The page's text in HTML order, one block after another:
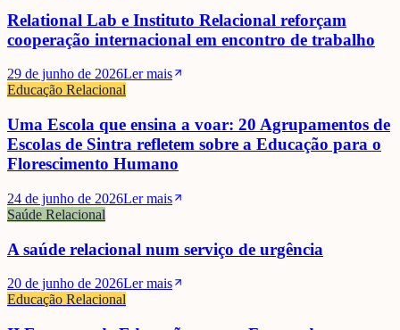
Relational Lab e Instituto Relacional reforçam
cooperação internacional em encontro de trabalho
29 de junho de 2026Ler mais
Educação Relacional
Uma Escola que ensina a voar: 20 Agrupamentos de
Escolas de Sintra refletem sobre a Educação para o
Florescimento Humano
24 de junho de 2026Ler mais
Saúde Relacional
A saúde relacional num serviço de urgência
20 de junho de 2026Ler mais
Educação Relacional